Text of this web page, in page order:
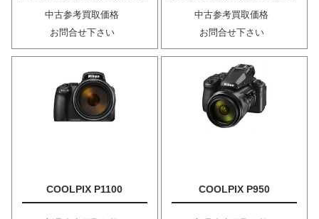
中古参考買取価格
お問合せ下さい
中古参考買取価格
お問合せ下さい
COOLPIX P1100 COOLPIX P950